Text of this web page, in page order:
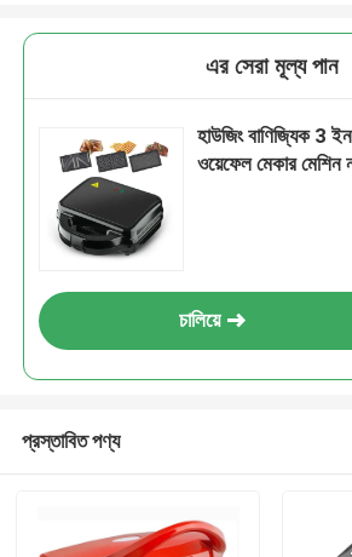
এর সেরা মূল্য পান
হাউজিং বাণিজ্যিক 3
ওয়েফেল মেকার মেশিন
চালিয়ে
প্রস্তাবিত পণ্য